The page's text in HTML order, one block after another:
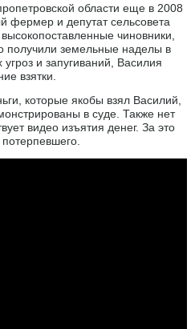
области еще в 2008
фермер и депутат сельсовета
чиновники,
получили земельные наделы в
и запугиваний, Василия
взятки.
которые якобы взял Василий,
в суде. Также нет
видео изъятия денег. За это